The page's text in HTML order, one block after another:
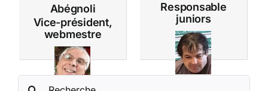
Abégnoli
Vice-président,
webmestre
Responsable
juniors
Rechercher: